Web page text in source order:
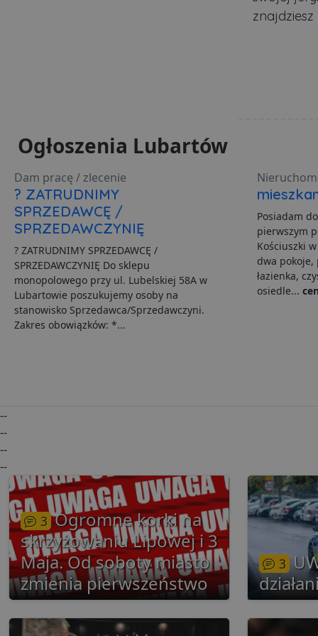
Ogłoszenia Lubartów
Dam pracę / zlecenie
? ZATRUDNIMY
SPRZEDAWCĘ /
SPRZEDAWCZYNIĘ
? ZATRUDNIMY SPRZEDAWCĘ /
SPRZEDAWCZYNIĘ Do sklepu
monopolowego przy ul. Lubelskiej 58A w
Lubartowie poszukujemy osoby na
stanowisko Sprzedawca/Sprzedawczyni.
Zakres obowiązków: *...
Posiadam
pierwszym
Kościuszki
dwa pokoje,
łazienka,
osiedle...
--
--
--
--
3 Ogromne korki na
skrzyżowaniu Lipowej i 3
Maja. Od soboty miasto
zmienia pierwszeństwo
3
_ga_481PHN7HEZ
VISITOR_INFO1_LIVE
__Secure-YNID
openstat_gid
__Secure-